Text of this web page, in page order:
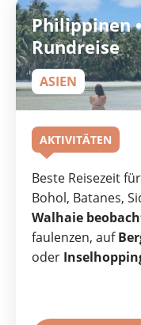
Philippinen
Rundreise
ASIEN
AKTIVITÄTEN
Beste Reisezeit
Bohol, Batanes,
Walhaie
faulenzen, auf
oder